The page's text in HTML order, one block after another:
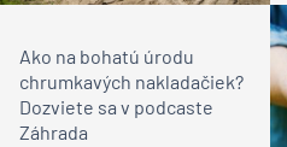
Ako na bohatú úrodu
chrumkavých nakladačiek?
Dozviete sa v podcaste
Záhrada